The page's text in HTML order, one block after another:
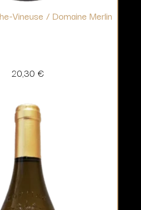
Vineuse / Domaine Merlin
20,30 €